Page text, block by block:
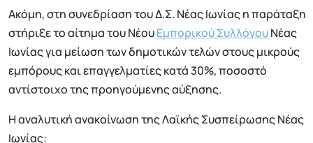
Ακόμη, στη συνεδρίαση του Δ.Σ. Νέας Ιωνίας η παράταξη
στήριξε το αίτημα του ΝέουΕμπορικού ΣυλλόγουΝέας
Ιωνίας για μείωση των δημοτικών τελών στους μικρούς
εμπόρους και επαγγελματίες κατά 30%, ποσοστό
αντίστοιχο της προηγούμενης αύξησης.
Η αναλυτική ανακοίνωση της Λαϊκής Συσπείρωσης Νέας
Ιωνίας: